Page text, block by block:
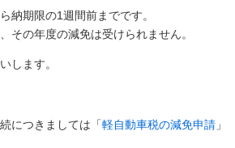
納期限の1週間前までです。
その年度の減免は受けられません。
します。
につきましては「軽自動車税の減免申請 」